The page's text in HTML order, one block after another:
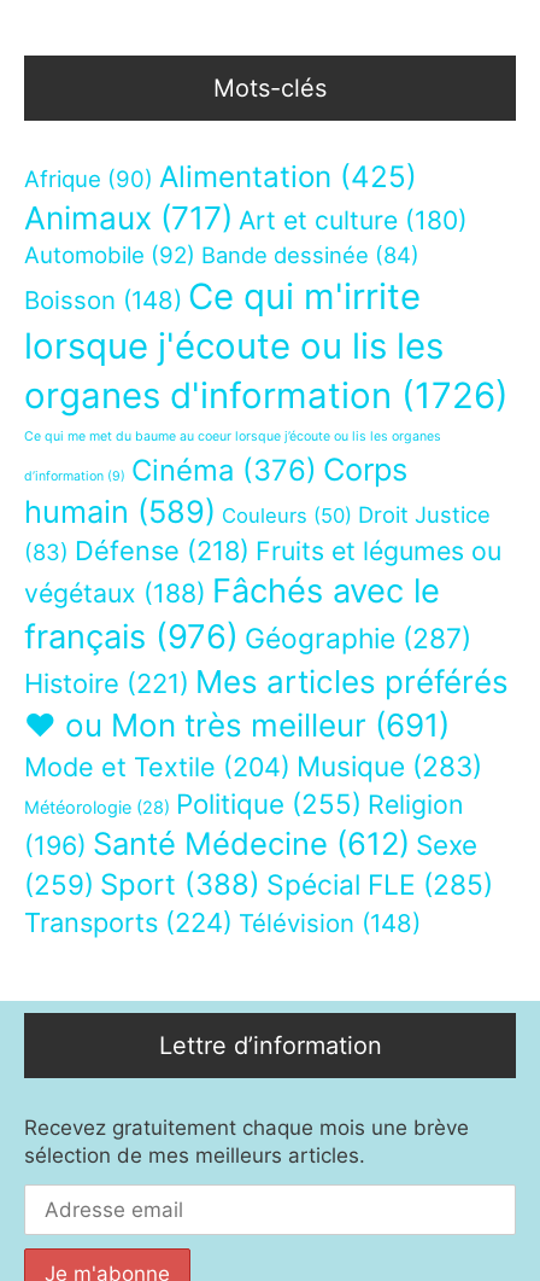
Mots-clés
Afrique (90) Alimentation (425)
Animaux (717) Art et culture (180)
Automobile (92) Bande dessinée (84)
Boisson (148) Ce qui m'irrite
lorsque j'écoute ou lis les
organes d'information (1726)
Ce qui me met du baume au coeur lorsque j’écoute ou lis les organes
d’information (9) Cinéma (376) Corps
humain (589) Couleurs (50) Droit Justice
(83) Défense (218) Fruits et légumes ou
végétaux (188) Fâchés avec le
français (976) Géographie (287)
Histoire (221) Mes articles préférés
❤ ou Mon très meilleur (691)
Mode et Textile (204) Musique (283)
Météorologie (28) Politique (255) Religion
(196) Santé Médecine (612) Sexe
(259) Sport (388) Spécial FLE (285)
Transports (224) Télévision (148)
Lettre d’information
Recevez gratuitement chaque mois une brève
sélection de mes meilleurs articles.